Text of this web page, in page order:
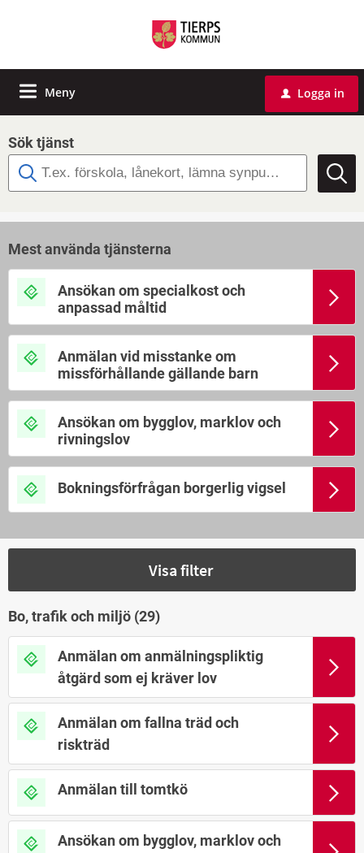
Meny u Logga in
Sök tjänst
Mest använda tjänsterna
Ansökan om specialkost och
anpassad måltid
Anmälan vid misstanke om
missförhållande gällande barn
Ansökan om bygglov, marklov och
rivningslov
Bokningsförfrågan borgerlig vigsel
Visa filter
Bo, trafik och miljö (29)
Anmälan om anmälningspliktig
åtgärd som ej kräver lov
Anmälan om fallna träd och
riskträd
Anmälan till tomtkö
Ansökan om bygglov, marklov och